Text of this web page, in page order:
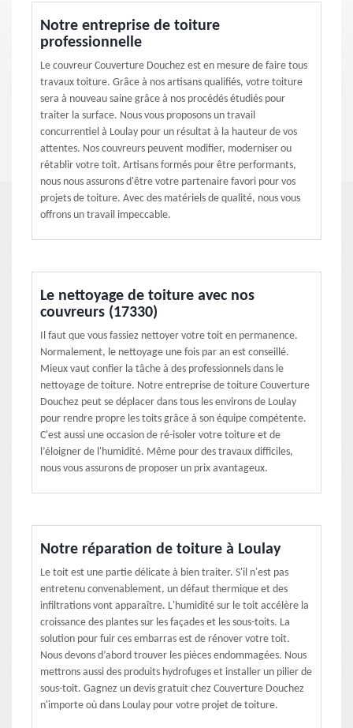
Notre entreprise de toiture
professionnelle
Le couvreur Couverture Douchez est en mesure de faire tous
travaux toiture. Grâce à nos artisans qualifiés, votre toiture
sera à nouveau saine grâce à nos procédés étudiés pour
traiter la surface. Nous vous proposons un travail
concurrentiel à Loulay pour un résultat à la hauteur de vos
attentes. Nos couvreurs peuvent modifier, moderniser ou
rétablir votre toit. Artisans formés pour être performants,
nous nous assurons d'être votre partenaire favori pour vos
projets de toiture. Avec des matériels de qualité, nous vous
offrons un travail impeccable.
Le nettoyage de toiture avec nos
couvreurs (17330)
Il faut que vous fassiez nettoyer votre toit en permanence.
Normalement, le nettoyage une fois par an est conseillé.
Mieux vaut confier la tâche à des professionnels dans le
nettoyage de toiture. Notre entreprise de toiture Couverture
Douchez peut se déplacer dans tous les environs de Loulay
pour rendre propre les toits grâce à son équipe compétente.
C'est aussi une occasion de ré-isoler votre toiture et de
l’éloigner de l'humidité. Même pour des travaux difficiles,
nous vous assurons de proposer un prix avantageux.
Notre réparation de toiture à Loulay
Le toit est une partie délicate à bien traiter. S'il n'est pas
entretenu convenablement, un défaut thermique et des
infiltrations vont apparaître. L'humidité sur le toit accélère la
croissance des plantes sur les façades et les sous-toits. La
solution pour fuir ces embarras est de rénover votre toit.
Nous devons d’abord trouver les pièces endommagées. Nous
mettrons aussi des produits hydrofuges et installer un pilier de
sous-toit. Gagnez un devis gratuit chez Couverture Douchez
n'importe où dans Loulay pour votre projet de toiture.